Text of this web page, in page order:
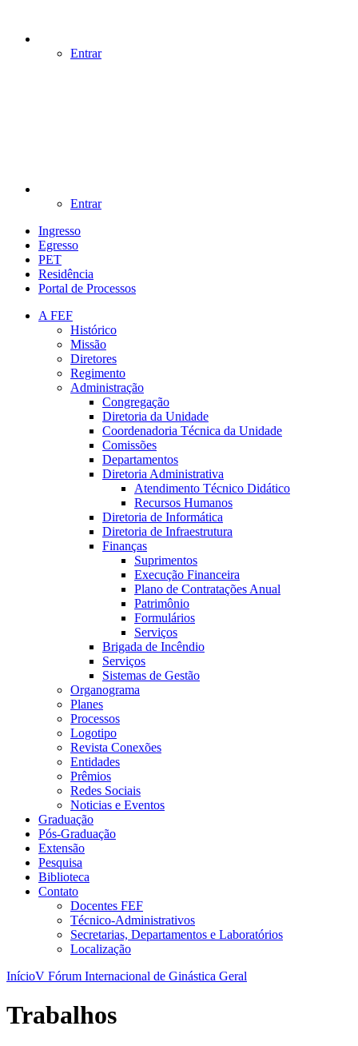
Entrar
Entrar
Ingresso
Egresso
PET
Residência
Portal de Processos
A FEF
Histórico
Missão
Diretores
Regimento
Administração
Congregação
Diretoria da Unidade
Coordenadoria Técnica da Unidade
Comissões
Departamentos
Diretoria Administrativa
Atendimento Técnico Didático
Recursos Humanos
Diretoria de Informática
Diretoria de Infraestrutura
Finanças
Suprimentos
Execução Financeira
Plano de Contratações Anual
Patrimônio
Formulários
Serviços
Brigada de Incêndio
Serviços
Sistemas de Gestão
Organograma
Planes
Processos
Logotipo
Revista Conexões
Entidades
Prêmios
Redes Sociais
Noticias e Eventos
Graduação
Pós-Graduação
Extensão
Pesquisa
Biblioteca
Contato
Docentes FEF
Técnico-Administrativos
Secretarias, Departamentos e Laboratórios
Localização
InícioV Fórum Internacional de Ginástica Geral
Trabalhos